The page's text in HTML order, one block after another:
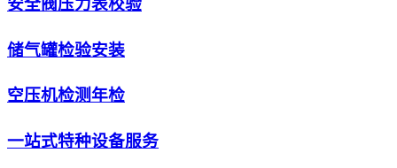
安全阀压力表校验
储气罐检验安装
空压机检测年检
一站式特种设备服务